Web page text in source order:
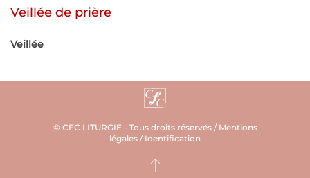
Veillée de prière
Veillée
© CFC LITURGIE - Tous droits réservés / Mentions
légales / Identification